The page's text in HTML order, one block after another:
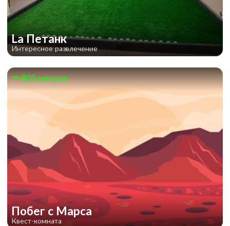
La Петанк
Интересное развлечение
805 метров
Побег с Марса
Квест-комната